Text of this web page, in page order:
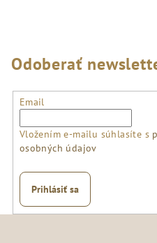
Odoberať
Email
Vložením e-mailu súhlasíte s
osobných údajov
Prihlásiť sa